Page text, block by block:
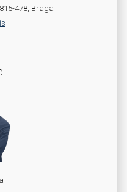
478, Braga